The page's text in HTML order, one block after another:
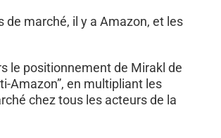
de marché, il y a Amazon, et les
le positionnement de Mirakl de
Amazon”, en multipliant les
chez tous les acteurs de la